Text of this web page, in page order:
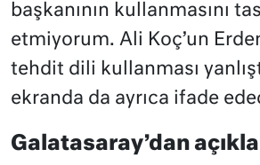
başkanının kullanmasını
etmiyorum. Ali Koç’un
tehdit dili kullanması
ekranda da ayrıca ifade
Galatasaray’dan